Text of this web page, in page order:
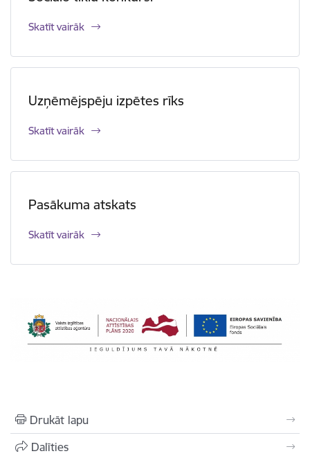
Skatīt vairāk
Uzņēmējspēju izpētes rīks
Skatīt vairāk
Pasākuma atskats
Skatīt vairāk
Drukāt lapu
Dalīties